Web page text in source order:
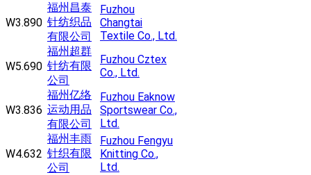
W3.890
福州昌泰
针纺织品
有限公司
Fuzhou
Changtai
Textile Co., Ltd.
W5.690
福州超群
针纺有限
公司
Fuzhou Cztex
Co., Ltd.
W3.836
福州亿络
运动用品
有限公司
Fuzhou Eaknow
Sportswear Co.,
Ltd.
W4.632
福州丰雨
针织有限
公司
Fuzhou Fengyu
Knitting Co.,
Ltd.